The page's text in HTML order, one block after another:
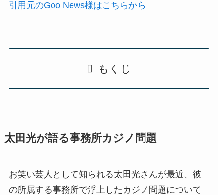
引用元のGoo News様はこちらから
もくじ
太田光が語る事務所カジノ問題
お笑い芸人として知られる太田光さんが最近、彼
の所属する事務所で浮上したカジノ問題について